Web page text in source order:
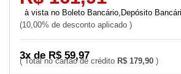
R$ 179,90
3x de R$ 59,97
10,00% de desconto aplicado
Boleto Bancário,Depósito